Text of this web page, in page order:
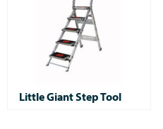
Little Giant Step Tool